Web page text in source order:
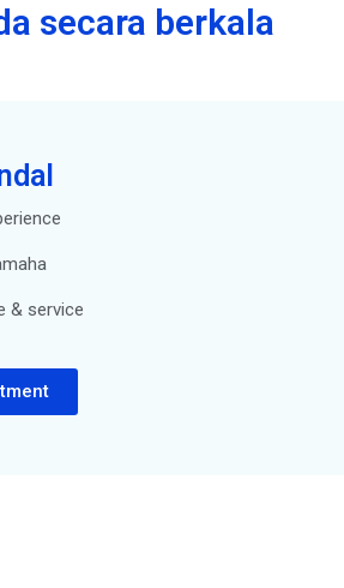
secara berkala
& service